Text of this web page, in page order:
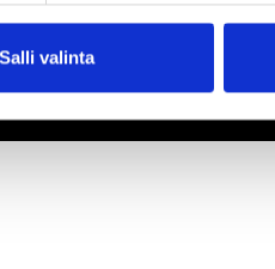
Salli valinta